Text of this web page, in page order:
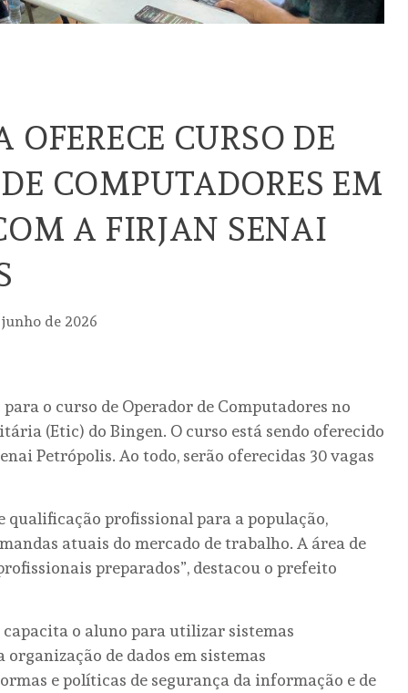
OFERECE CURSO DE
COMPUTADORES EM
A FIRJAN SENAI
de 2026
o curso de Operador de Computadores no
(Etic) do Bingen. O curso está sendo oferecido
Petrópolis. Ao todo, serão oferecidas 30 vagas
qualificação profissional para a população,
atuais do mercado de trabalho. A área de
preparados”, destacou o prefeito
capacita o aluno para utilizar sistemas
de dados em sistemas
e políticas de segurança da informação e de